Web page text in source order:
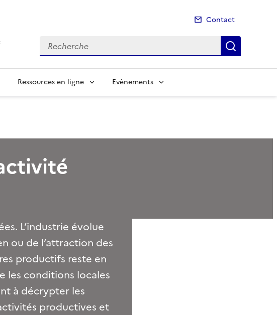
Contact
Recherche
Ressources en ligne Evènements
L’industrie évolue
ou de l’attraction des
productifs reste en
les conditions locales
à décrypter les
productives et